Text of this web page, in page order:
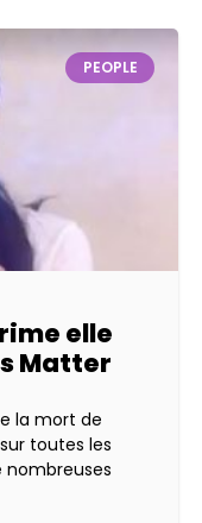
PEOPLE
elle
Matter
la mort de
toutes les
nombreuses